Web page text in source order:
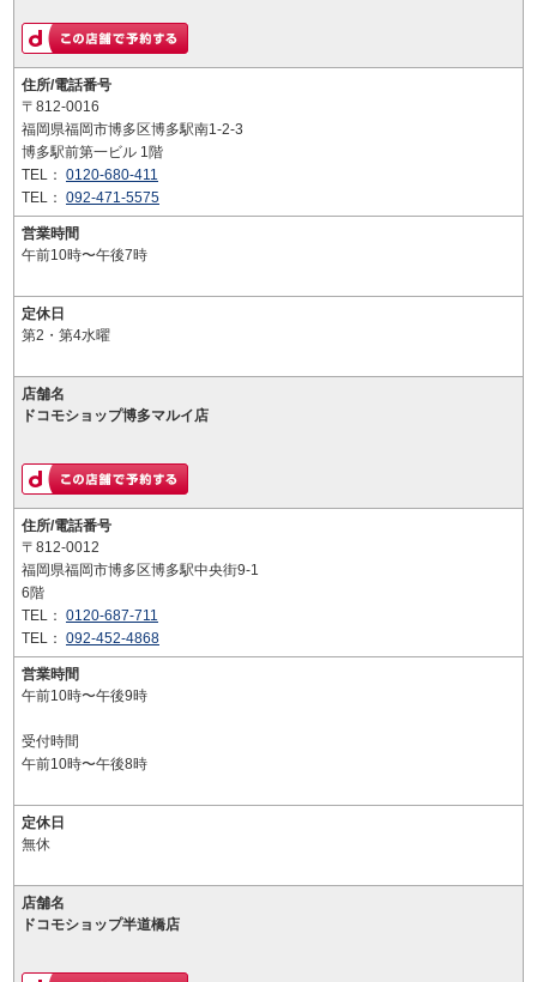
住所/電話番号
〒812-0016
福岡県福岡市博多区博多駅南1-2-3
博多駅前第一ビル 1階
TEL： 0120-680-411
TEL： 092-471-5575
営業時間
午前10時〜午後7時
定休日
第2・第4水曜
店舗名
ドコモショップ博多マルイ店
住所/電話番号
〒812-0012
福岡県福岡市博多区博多駅中央街9-1
6階
TEL： 0120-687-711
TEL： 092-452-4868
営業時間
午前10時〜午後9時
受付時間
午前10時〜午後8時
定休日
無休
店舗名
ドコモショップ半道橋店